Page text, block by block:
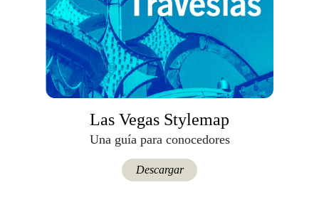
Las Vegas Stylemap
Una guía para conocedores
Descargar